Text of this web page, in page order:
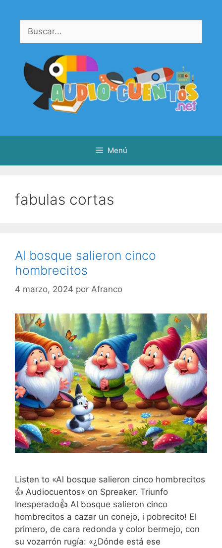
contenido
Buscar:
Menú
fabulas cortas
Al bosque salieron cinco
hombrecitos
4 marzo, 2024 por Afranco
Listen to «Al bosque salieron cinco hombrecitos
👍 Audiocuentos» on Spreaker. Triunfo
Inesperado👍 Al bosque salieron cinco
hombrecitos a cazar un conejo, i pobrecito! El
primero, de cara redonda y color bermejo, con
su vozarrón rugía: «¿Dónde está ese